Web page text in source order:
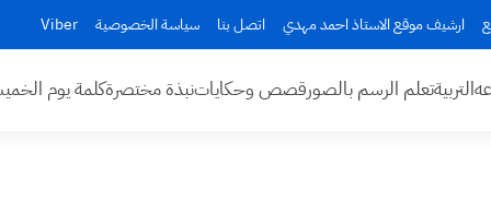
ارشيف موقع الاستاذ احمد مهدي اتصل بنا سياسة الخصوصية Viber
التربيةتعلم الرسم بالصورقصص وحكاياتنبذة مختصرةكلمة يوم